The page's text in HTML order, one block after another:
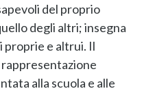
del proprio
degli altri; insegna
proprie e altrui. Il
alla scuola e alle